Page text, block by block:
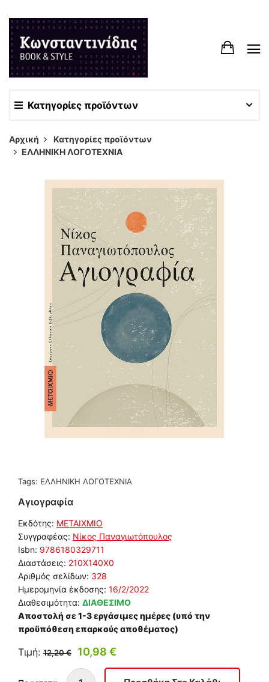
Κατηγορίες προϊόντων
Αρχική
Κατηγορίες προϊόντων
ΕΛΛΗΝΙΚΗ ΛΟΓΟΤΕΧΝΙΑ
Tags: ΕΛΛΗΝΙΚΗ ΛΟΓΟΤΕΧΝΙΑ
Αγιογραφία
Εκδότης: ΜΕΤΑΙΧΜΙΟ
Συγγραφέας: Νίκος Παναγιωτόπουλος
Isbn: 9786180329711
Διαστάσεις: 210Χ140Χ0
Αριθμός σελίδων: 328
Ημερομηνία έκδοσης: 16/2/2022
Διαθεσιμότητα: ΔΙΑΘΕΣΙΜΟ
Αποστολή σε 1-3 εργάσιμες ημέρες (υπό την
προϋπόθεση επαρκούς αποθέματος)
Τιμή: 12,20 € 10,98 €